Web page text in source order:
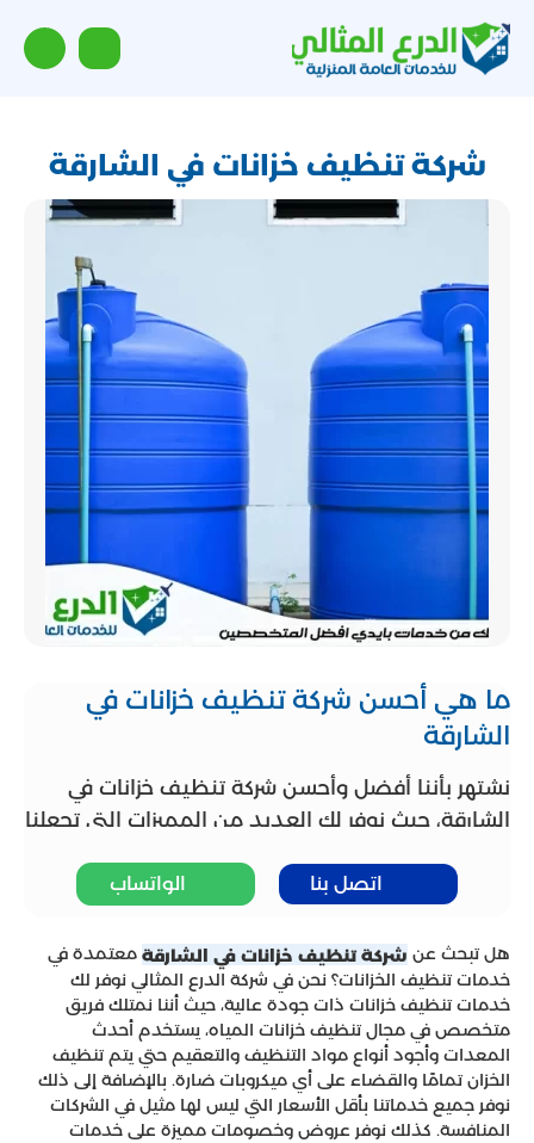
شركة تنظيف خزانات في الشارقة
ما هي أحسن شركة تنظيف خزانات في
الشارقة
نشتهر بأننا أفضل وأحسن شركة تنظيف خزانات في
الشارقة، حيث نوفر لك العديد من المميزات التي تجعلنا
أحدث المعدات والاجهزة التي تساعد على تنظيف
محترف لديه خبرة كبيرة في تنظيف الخزانات، بالإضافة
إلى ذلك نوفر جميع قطع الغيار الاصلية لجميع
الخزانات بضمان لفترة زمنية طويلة. كل ذلك بأقل
الاسعار حيث أننا نحرص على توفير عروض وخصومات
على جميع خدماتنا حتي يتناسب سعر الخدمة مع
الجميع.
اتصل بنا الواتساب
هل تبحث عن شركة تنظيف خزانات في الشارقة معتمدة في
خدمات تنظيف الخزانات؟ نحن في شركة الدرع المثالي نوفر لك
خدمات تنظيف خزانات ذات جودة عالية، حيث أننا نمتلك فريق
متخصص في مجال تنظيف خزانات المياه، يستخدم أحدث
المعدات وأجود أنواع مواد التنظيف والتعقيم حتي يتم تنظيف
الخزان تمامًا والقضاء على أي ميكروبات ضارة. بالإضافة إلى ذلك
نوفر جميع خدماتنا بأقل الأسعار التي ليس لها مثيل في الشركات
المنافسة. كذلك نوفر عروض وخصومات مميزة على خدمات